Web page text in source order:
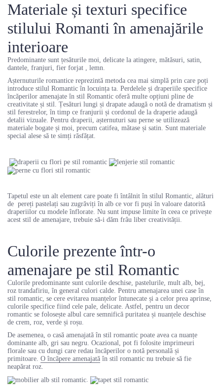
Materiale și texturi specifice
stilului Romanti în amenajările
interioare
Predominante sunt țesăturile moi, delicate la atingere, mătăsuri, satin,
dantele, franjuri, fier forjat , lemn.
Așternuturile romantice reprezintă metoda cea mai simplă prin care poți
introduce stilul Romantic în locuința ta. Perdelele și draperiile specifice
încăperilor amenajate în stil Romantic oferă multe opțiuni pline de
creativitate și stil. Țesături lungi și drapate adaugă o notă de dramatism și
stil ferestrelor, în timp ce franjurii și cordonul de la draperie adaugă
detalii vizuale. Pentru draperii, așternuturi sau perne se utilizează
materiale bogate și moi, precum catifea, mătase și satin. Sunt materiale
special alese să te simți răsfățat.
Tapetul este un alt element care poate fi întâlnit în stilul Romantic, alături
de pereți pastelați sau zugrăviți în alb ce vor fi puși în valoare datorită
draperiilor cu modele înflorate. Nu sunt impuse limite în ceea ce privește
acest stil de amenajare, trebuie să-i dăm frâu liber creativității.
Culorile prezente într-o
amenajare pe stil Romantic
Culorile predominante sunt culorile deschise, pastelurile, mult alb, bej,
roz trandafiriu, în general culori calde. Pentru amenajarea unei case în
stil romantic, se cere evitarea nuanțelor întunecate și a celor prea aprinse,
culorile specifice fiind cele pale, delicate. Astfel, pentru un decor
romantic se folosește albul care semnifică puritatea și nuanțele deschise
de crem, roz, verde și roșu.
De asemenea, o casă amenajată în stil romantic poate avea ca nuanțe
dominante alb, gri sau negru. Ocazional, pot fi folosite imprimeuri
florale sau cu dungi care redau încăperilor o notă personală și
primitoare. O încăpere amenajată în stil romantic nu trebuie să fie
neapărat roz.